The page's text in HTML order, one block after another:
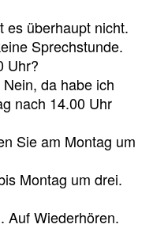
es überhaupt nicht.
Sprechstunde.
Uhr?
da habe ich
nach 14.00 Uhr
Sie am Montag um
Montag um drei.
Auf Wiederhören.